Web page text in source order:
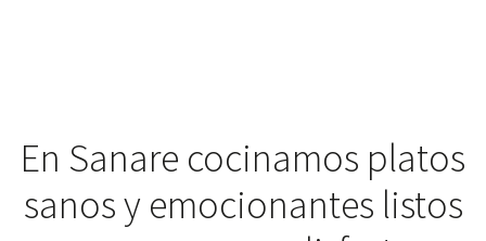
En Sanare cocinamos platos
sanos y emocionantes listos